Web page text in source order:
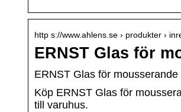
http s://www.ahlens.se › produkter ›
ERNST Glas för
ERNST Glas för
Köp ERNST Glas för
till varuhus.